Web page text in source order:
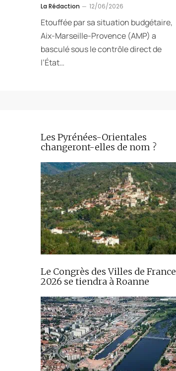
La Rédaction 12/06/2026
Etouffée par sa situation budgétaire,
Aix-Marseille-Provence (AMP) a
basculé sous le contrôle direct de
l’État…
Les Pyrénées-Orientales
changeront-elles de nom ?
Le Congrès des Villes de France
2026 se tiendra à Roanne